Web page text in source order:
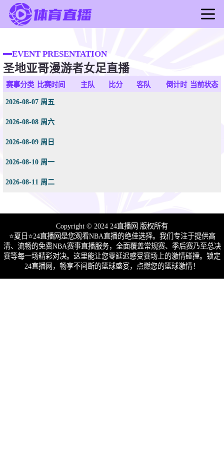
足球直播
篮球直播
足球录像
篮球新闻
EVENT PRESENTATION
圣地亚哥漫游者女足直播
赛事分类 比赛时间 主队 比分 客队 倒计时 当前状态
2026-08-07 周五
2026-08-08 周六
2026-08-09 周日
2026-08-10 周一
2026-08-11 周二
Copyright © 2024 24直播网 版权所有
⭐️夏日⭐24直播网是您观看NBA直播的绝佳选择。我们专注于提供高
清、流畅的免费NBA赛事直播服务，全面覆盖常规赛、季后赛乃至总决
赛等每一场精彩对决。这里能让您零延迟感受赛场上的激情碰撞。锁定
24直播网，畅享不间断的篮球盛宴，点燃您的篮球激情！